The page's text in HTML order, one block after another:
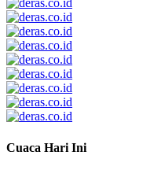
Cuaca Hari Ini